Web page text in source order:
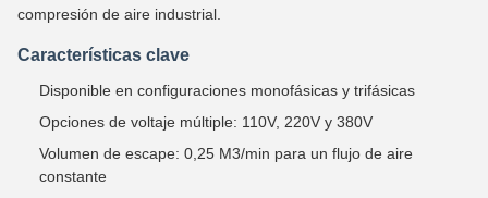
compresión de aire industrial.
Características clave
Disponible en configuraciones monofásicas y trifásicas
Opciones de voltaje múltiple: 110V, 220V y 380V
Volumen de escape: 0,25 M3/min para un flujo de aire
constante